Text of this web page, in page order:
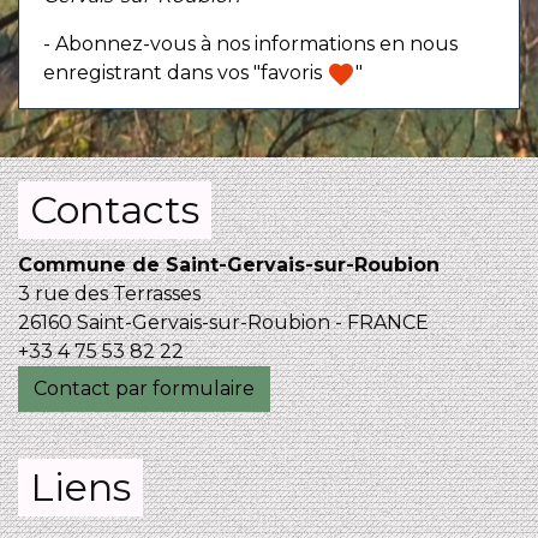
- Abonnez-vous à nos informations en nous
enregistrant dans vos "favoris favorite"
Contacts
Commune de Saint-Gervais-sur-Roubion
3 rue des Terrasses
26160 Saint-Gervais-sur-Roubion - FRANCE
+33 4 75 53 82 22
Contact par formulaire
Liens